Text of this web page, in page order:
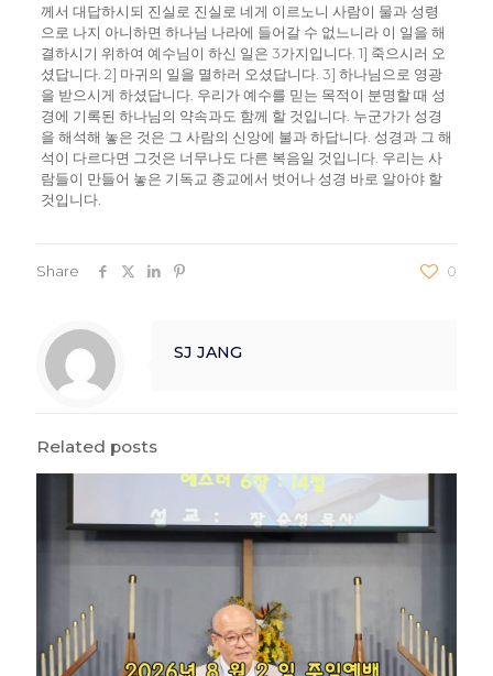
께서 대답하시되 진실로 진실로 네게 이르노니 사람이 물과 성령
으로 나지 아니하면 하나님 나라에 들어갈 수 없느니라 이 일을 해
결하시기 위하여 예수님이 하신 일은 3가지입니다. 1] 죽으시러 오
셨답니다. 2] 마귀의 일을 멸하러 오셨답니다. 3] 하나님으로 영광
을 받으시게 하셨답니다. 우리가 예수를 믿는 목적이 분명할 때 성
경에 기록된 하나님의 약속과도 함께 할 것입니다. 누군가가 성경
을 해석해 놓은 것은 그 사람의 신앙에 불과 하답니다. 성경과 그 해
석이 다르다면 그것은 너무나도 다른 복음일 것입니다. 우리는 사
람들이 만들어 놓은 기독교 종교에서 벗어나 성경 바로 알아야 할
것입니다.
Share 0
SJ JANG
Related posts